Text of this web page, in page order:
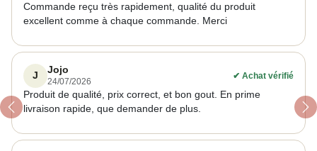
Commande reçu très rapidement, qualité du produit
excellent comme à chaque commande. Merci
J
Jojo
24/07/2026
✔ Achat vérifié
Produit de qualité, prix correct, et bon gout. En prime
livraison rapide, que demander de plus.
Previous